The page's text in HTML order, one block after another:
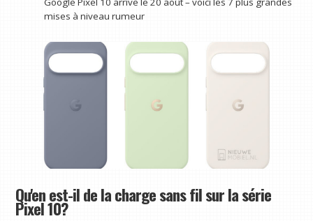
mises à niveau rumeur
Qu'en est-il de la charge sans fil sur la série
Pixel 10?